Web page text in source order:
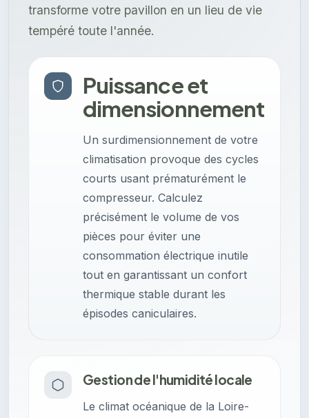
transforme votre pavillon en un lieu de vie
tempéré toute l'année.
Puissance et
dimensionnement
Un surdimensionnement de votre
climatisation provoque des cycles
courts usant prématurément le
compresseur. Calculez
précisément le volume de vos
pièces pour éviter une
consommation électrique inutile
tout en garantissant un confort
thermique stable durant les
épisodes caniculaires.
Gestion de l'humidité locale
Le climat océanique de la Loire-